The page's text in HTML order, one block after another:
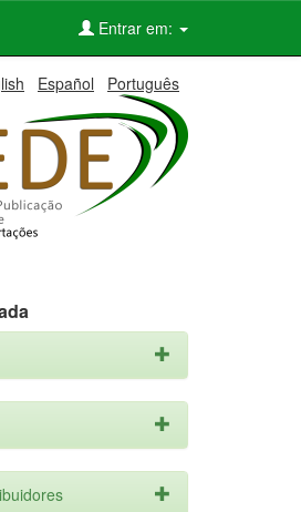
Entrar em:
Español Português